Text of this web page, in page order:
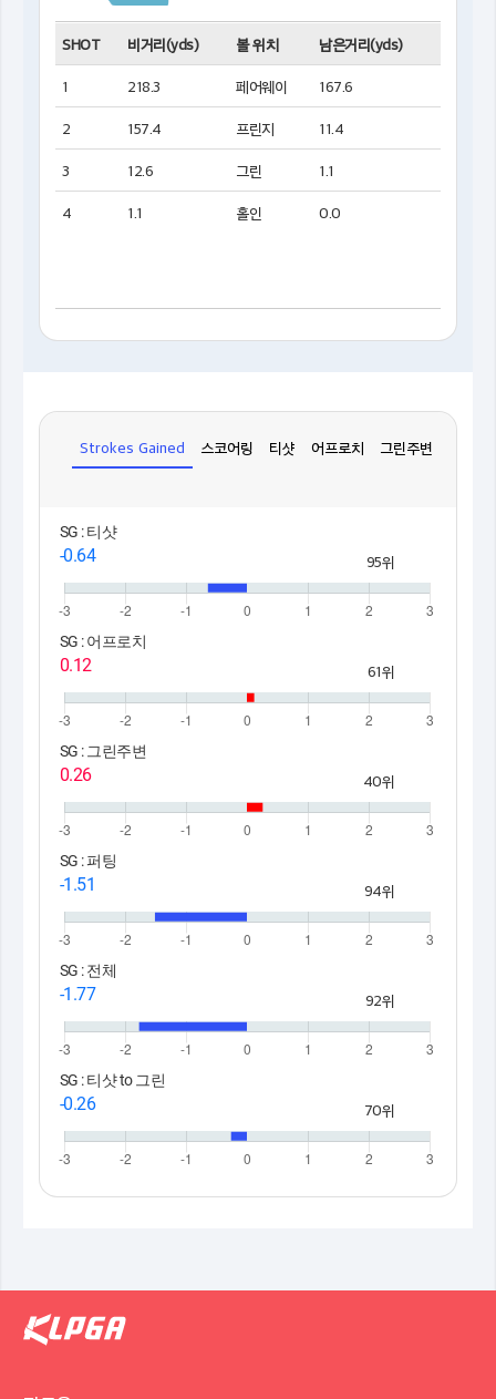
SHOT 비거리(yds) 볼 위치 남은거리(yds)
1 218.3 페어웨이 167.6
2 157.4 프린지 11.4
3 12.6 그린 1.1
4 1.1 홀인 0.0
Strokes Gained 스코어링 티샷 어프로치 그린주변
SG : 티샷
-0.64 95위
SG : 어프로치
0.12 61위
SG : 그린주변
0.26 40위
SG : 퍼팅
-1.51 94위
SG : 전체
-1.77 92위
SG : 티샷 to 그린
-0.26 70위